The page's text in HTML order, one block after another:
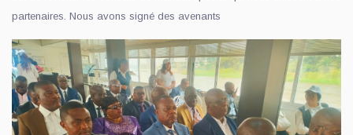
partenaires. Nous avons signé des avenants